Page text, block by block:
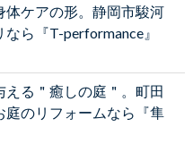
体ケアの形。静岡市駿河
ら『T-performance』
える＂癒しの庭＂。町田
庭のリフォームなら『隼